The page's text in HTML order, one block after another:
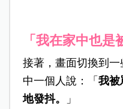
「我在家中也是
接著，畫面切換到
中一個人說：「 我被
地發抖。
」